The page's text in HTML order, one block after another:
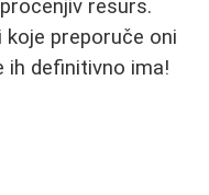
resurs.
preporuče oni
ih definitivno ima!